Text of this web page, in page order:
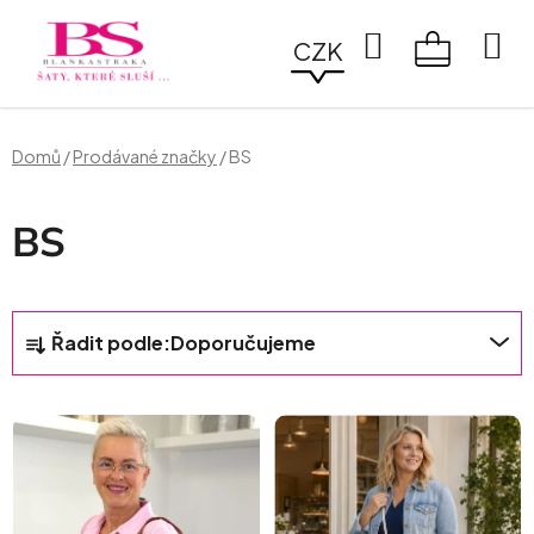
obsah
CZK
Hledat
Domů /Prodávané značky /BS
BS
A
Z
E
N
Řadit podle:Doporučujeme
V
Ý